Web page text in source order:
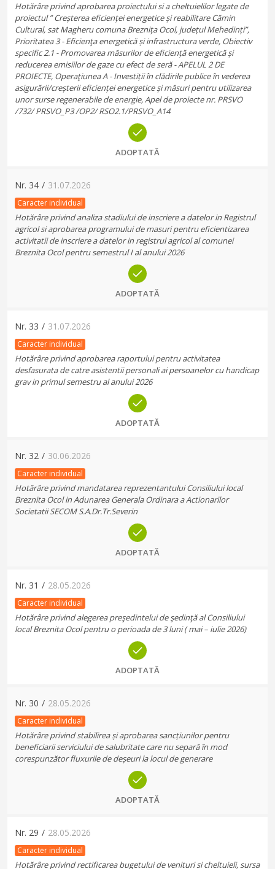
Hotărâre privind aprobarea proiectului si a cheltuielilor legate de
proiectul ” Creșterea eficienței energetice și reabilitare Cămin
Cultural, sat Magheru comuna Breznița Ocol, județul Mehedinți”,
Prioritatea 3 - Eficienţa energetică și infrastructura verde, Obiectiv
specific 2.1 - Promovarea măsurilor de eficiență energetică și
reducerea emisiilor de gaze cu efect de seră - APELUL 2 DE
PROIECTE, Operaţiunea A - Investiții în clădirile publice în vederea
asigurării/creșterii eficienței energetice și măsuri pentru utilizarea
unor surse regenerabile de energie, Apel de proiecte nr. PRSVO
/732/ PRSVO_P3 /OP2/ RSO2.1/PRSVO_A14
ADOPTATĂ
Nr. 34 / 31.07.2026
Caracter individual
Hotărâre privind analiza stadiului de inscriere a datelor in Registrul
agricol si aprobarea programului de masuri pentru eficientizarea
activitatii de inscriere a datelor in registrul agricol al comunei
Breznita Ocol pentru semestrul I al anului 2026
ADOPTATĂ
Nr. 33 / 31.07.2026
Caracter individual
Hotărâre privind aprobarea raportului pentru activitatea
desfasurata de catre asistentii personali ai persoanelor cu handicap
grav in primul semestru al anului 2026
ADOPTATĂ
Nr. 32 / 30.06.2026
Caracter individual
Hotărâre privind mandatarea reprezentantului Consiliului local
Breznita Ocol in Adunarea Generala Ordinara a Actionarilor
Societatii SECOM S.A.Dr.Tr.Severin
ADOPTATĂ
Nr. 31 / 28.05.2026
Caracter individual
Hotărâre privind alegerea preşedintelui de şedinţă al Consiliului
local Breznita Ocol pentru o perioada de 3 luni ( mai – iulie 2026)
ADOPTATĂ
Nr. 30 / 28.05.2026
Caracter individual
Hotărâre privind stabilirea și aprobarea sancțiunilor pentru
beneficiarii serviciului de salubritate care nu separă în mod
corespunzător fluxurile de deșeuri la locul de generare
ADOPTATĂ
Nr. 29 / 28.05.2026
Caracter individual
Hotărâre privind rectificarea bugetului de venituri si cheltuieli, sursa